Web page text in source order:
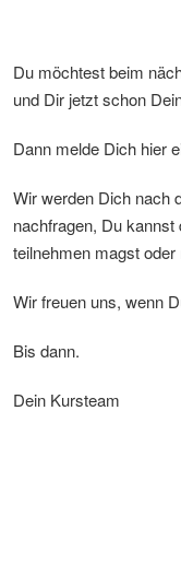
Du möchtest beim
und Dir jetzt schon
Dann melde Dich hier
Wir werden Dich nach
nachfragen, Du
teilnehmen magst oder
Wir freuen uns, wenn
Bis dann.
Dein Kursteam